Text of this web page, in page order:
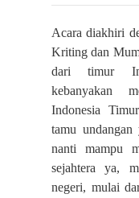
Acara diakhiri
Kriting dan
dari timur
kebanyakan
Indonesia
tamu undangan
nanti mampu
sejahtera ya,
negeri, mulai